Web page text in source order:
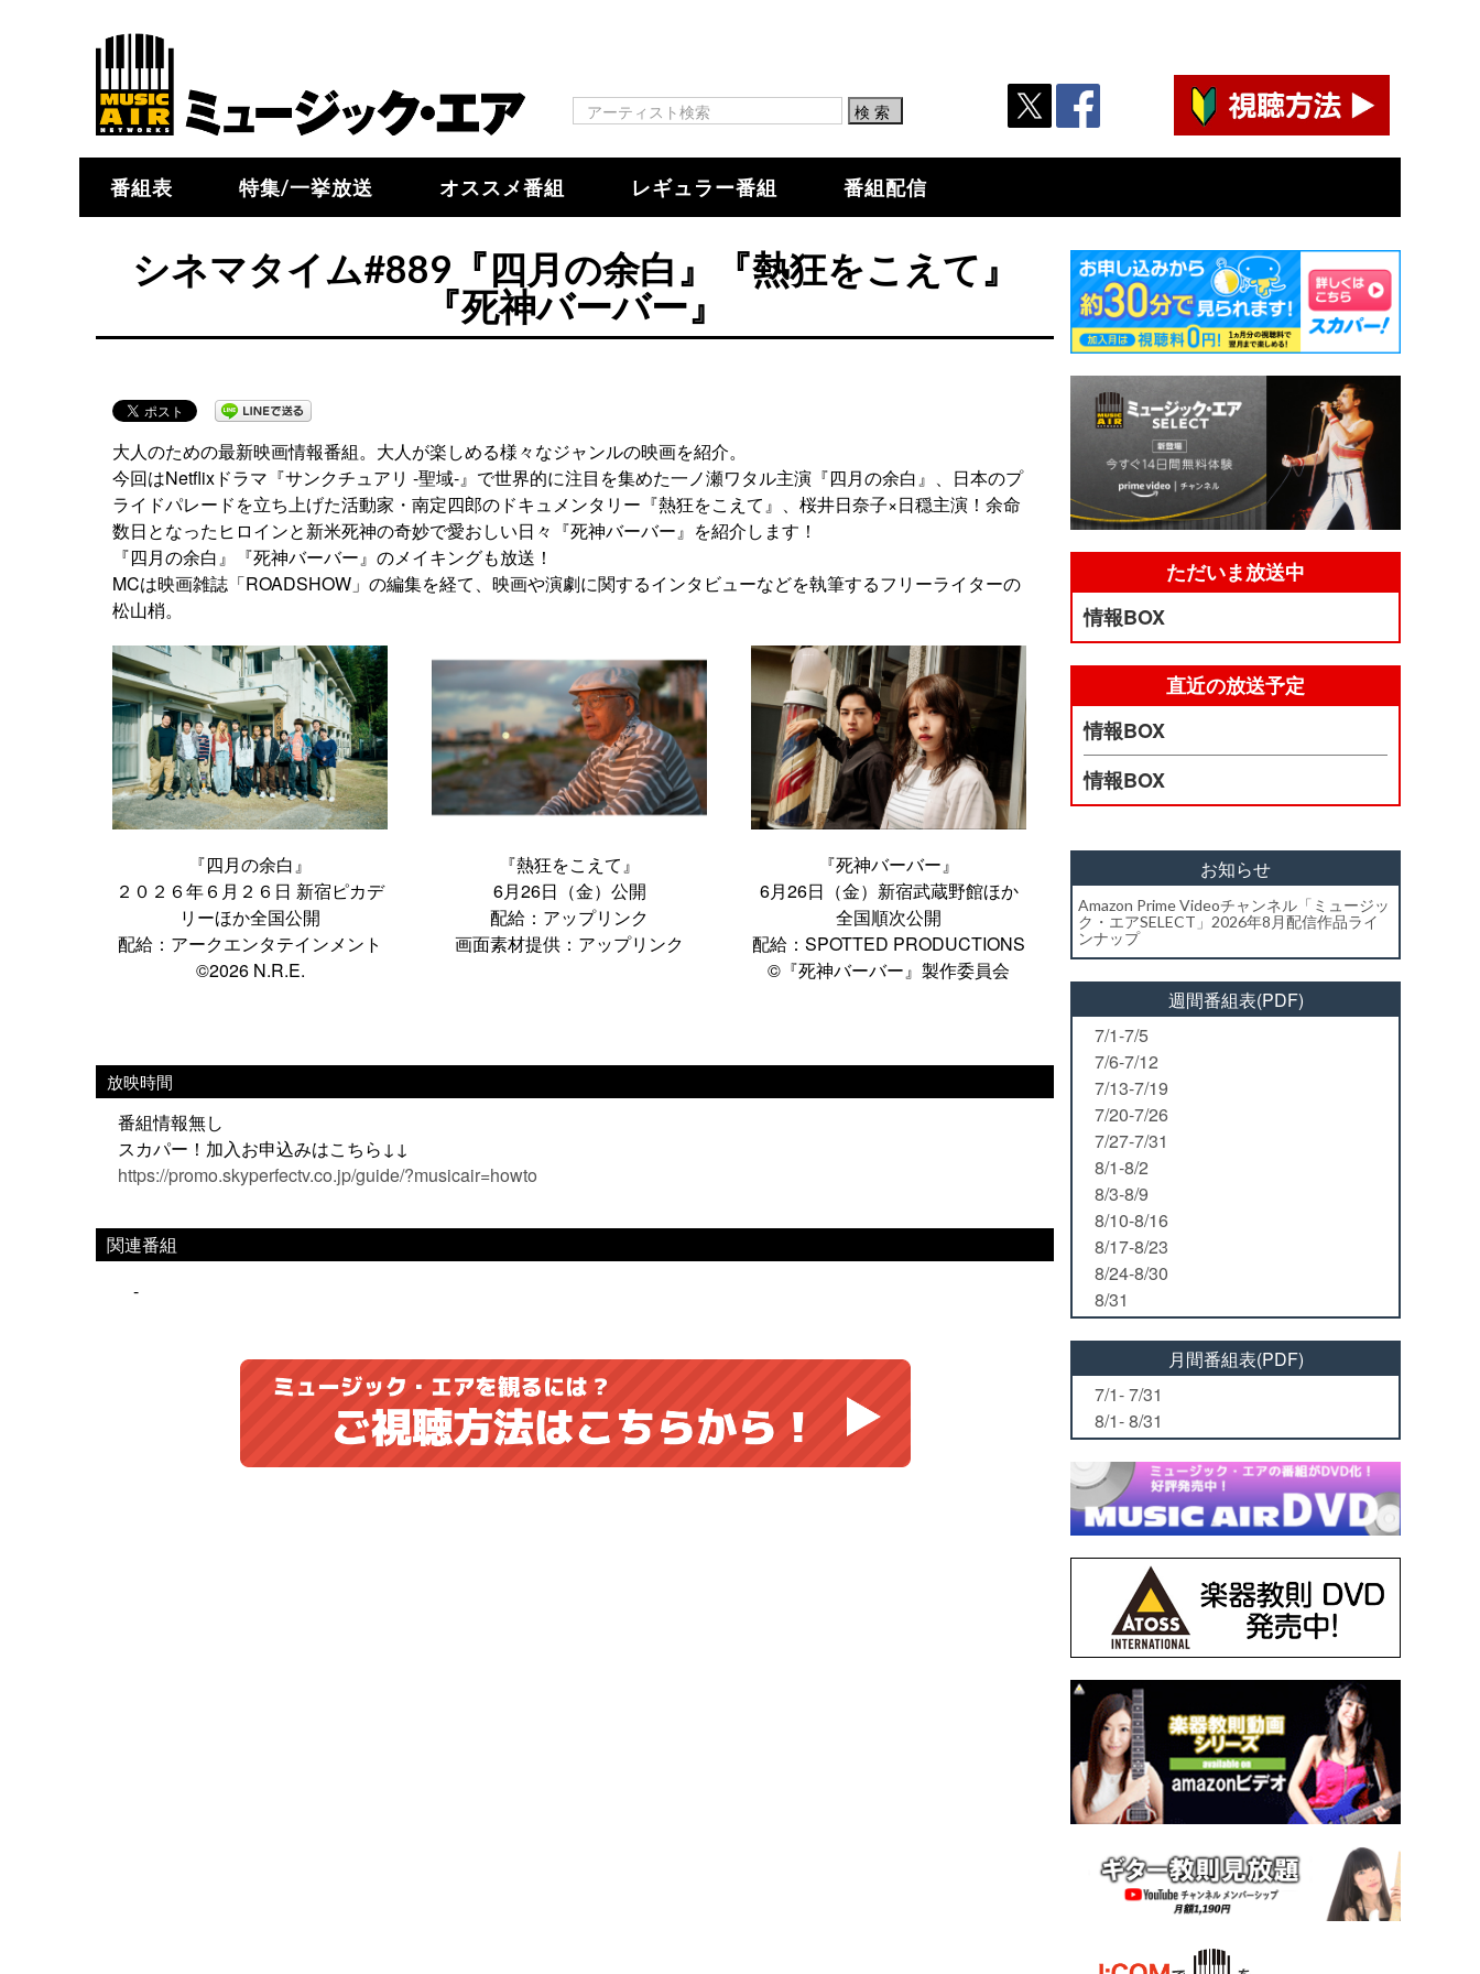
番組表 特集/一挙放送 オススメ番組 レギュラー番組 番組配信
シネマタイム#889『四月の余白』『熱狂をこえて』
『死神バーバー』
大人のための最新映画情報番組。大人が楽しめる様々なジャンルの映画を紹介。
今回はNetflixドラマ『サンクチュアリ -聖域-』で世界的に注目を集めた一ノ瀬ワタル主演『四月の余白』、日本のプ
ライドパレードを立ち上げた活動家・南定四郎のドキュメンタリー『熱狂をこえて』、桜井日奈子×日穏主演！余命
数日となったヒロインと新米死神の奇妙で愛おしい日々『死神バーバー』を紹介します！
『四月の余白』『死神バーバー』のメイキングも放送！
MCは映画雑誌「ROADSHOW」の編集を経て、映画や演劇に関するインタビューなどを執筆するフリーライターの
松山梢。
『四月の余白』
２０２６年６月２６日 新宿ピカデ
リーほか全国公開
配給：アークエンタテインメント
©2026 N.R.E.
『熱狂をこえて』
6月26日（金）公開
配給：アップリンク
画面素材提供：アップリンク
『死神バーバー』
6⽉26⽇（⾦）新宿武蔵野館ほか
全国順次公開
配給：SPOTTED PRODUCTIONS
©『死神バーバー』製作委員会
放映時間
番組情報無し
スカパー！加入お申込みはこちら↓↓
https://promo.skyperfectv.co.jp/guide/?musicair=howto
関連番組
-
ただいま放送中
情報BOX
直近の放送予定
情報BOX
情報BOX
お知らせ
Amazon Prime Videoチャンネル「ミュージッ
ク・エアSELECT」2026年8月配信作品ライ
ンナップ
週間番組表(PDF)
7/1-7/5
7/6-7/12
7/13-7/19
7/20-7/26
7/27-7/31
8/1-8/2
8/3-8/9
8/10-8/16
8/17-8/23
8/24-8/30
8/31
月間番組表(PDF)
7/1- 7/31
8/1- 8/31